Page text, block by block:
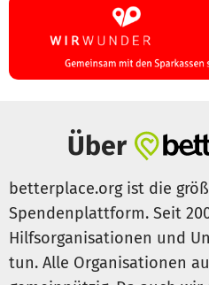
Über
betterplace.org ist die
Spendenplattform. Seit
Hilfsorganisationen und
tun. Alle Organisationen